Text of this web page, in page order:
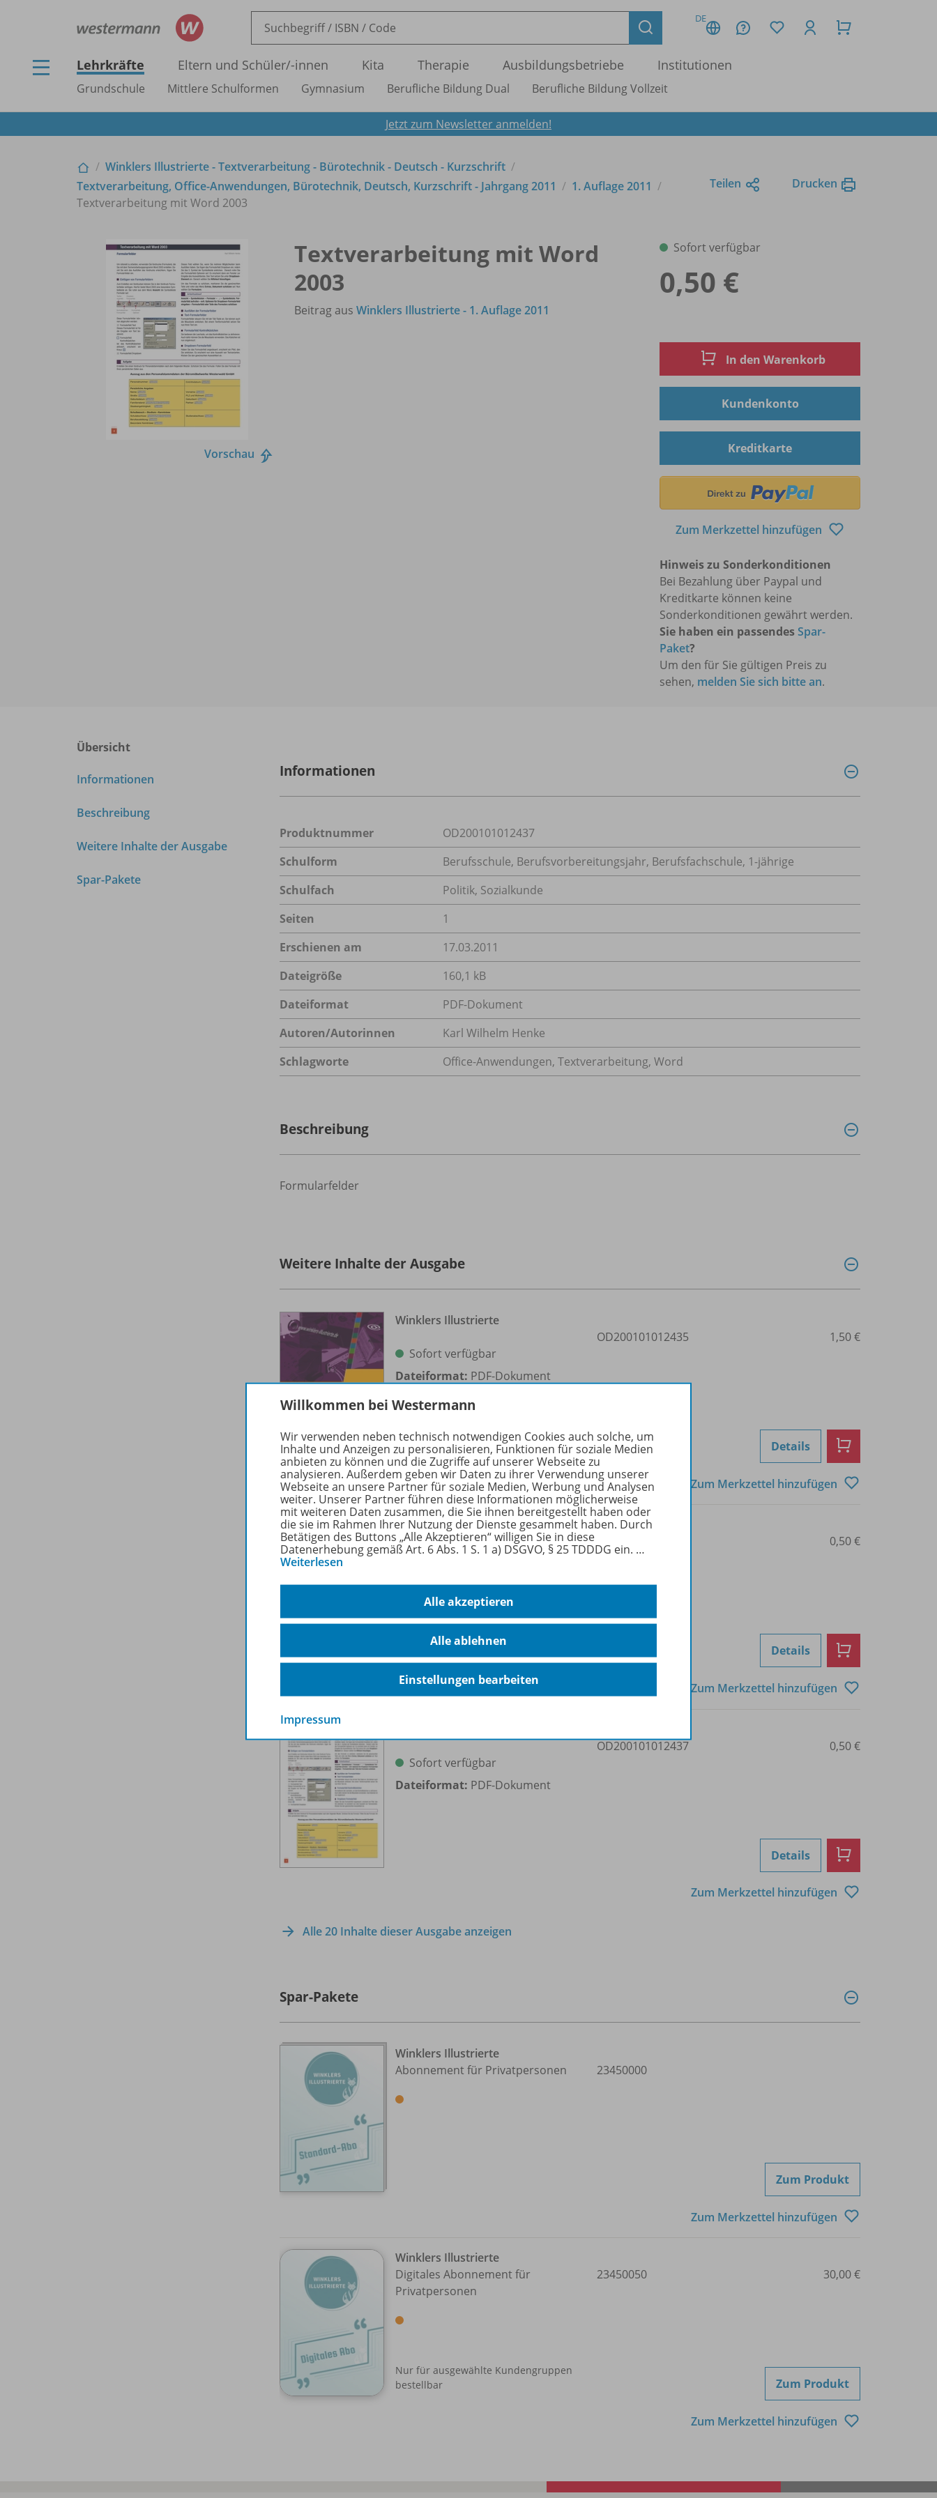
DE
Lehrkräfte Eltern und Schüler/-innen Kita Therapie Ausbildungsbetriebe Institutionen
Grundschule Mittlere Schulformen Gymnasium Berufliche Bildung Dual Berufliche Bildung Vollzeit
Jetzt zum Newsletter anmelden!
Winklers Illustrierte - Textverarbeitung - Bürotechnik - Deutsch - Kurzschrift
Textverarbeitung, Office-Anwendungen, Bürotechnik, Deutsch, Kurzschrift - Jahrgang 2011
1. Auflage 2011
Textverarbeitung mit Word 2003
Teilen Drucken
Vorschau
Textverarbeitung mit Word
2003
Beitrag aus Winklers Illustrierte - 1. Auflage 2011
Sofort verfügbar
0,50 €
In den Warenkorb
Kundenkonto
Kreditkarte
Zum Merkzettel hinzufügen
Hinweis zu Sonderkonditionen
Bei Bezahlung über Paypal und
Kreditkarte können keine
Sonderkonditionen gewährt werden.
Sie haben ein passendesSpar-
Paket?
Um den für Sie gültigen Preis zu
sehen, melden Sie sich bitte an.
Übersicht
Informationen
Beschreibung
Weitere Inhalte der Ausgabe
Spar-Pakete
Informationen
Produktnummer
OD200101012437
Schulform
Berufsschule, Berufsvorbereitungsjahr, Berufsfachschule, 1-jährige
Schulfach
Politik, Sozialkunde
Seiten
1
Erschienen am
17.03.2011
Dateigröße
160,1 kB
Dateiformat
PDF-Dokument
Autoren/Autorinnen
Karl Wilhelm Henke
Schlagworte
Office-Anwendungen, Textverarbeitung, Word
Beschreibung
Formularfelder
Weitere Inhalte der Ausgabe
Winklers Illustrierte
Sofort verfügbar
Dateiformat: PDF-Dokument
OD200101012435 1,50 €
Details
Zum Merkzettel hinzufügen
Textverarbeitung mit Word 2010/
2007
Dateiformat:PDF-Dokument
0,50 €
Details
Zum Merkzettel hinzufügen
Sofort verfügbar
Dateiformat: PDF-Dokument
OD200101012437 0,50 €
Details
Zum Merkzettel hinzufügen
Alle 20 Inhalte dieser Ausgabe anzeigen
Spar-Pakete
Winklers Illustrierte
Abonnement für Privatpersonen
23450000
Zum Produkt
Zum Merkzettel hinzufügen
Winklers Illustrierte
Digitales Abonnement für
Privatpersonen
Nur für ausgewählte Kundengruppen
bestellbar
23450050 30,00 €
Zum Produkt
Zum Merkzettel hinzufügen
Willkommen bei Westermann
Wir verwenden neben technisch notwendigen Cookies auch solche, um
Inhalte und Anzeigen zu personalisieren, Funktionen für soziale Medien
anbieten zu können und die Zugriffe auf unserer Webseite zu
analysieren. Außerdem geben wir Daten zu ihrer Verwendung unserer
Webseite an unsere Partner für soziale Medien, Werbung und Analysen
weiter. Unserer Partner führen diese Informationen möglicherweise
mit weiteren Daten zusammen, die Sie ihnen bereitgestellt haben oder
die sie im Rahmen Ihrer Nutzung der Dienste gesammelt haben. Durch
Betätigen des Buttons „Alle Akzeptieren“ willigen Sie in diese
Datenerhebung gemäß Art. 6 Abs. 1 S. 1 a) DSGVO, § 25 TDDDG ein. …
Weiterlesen
Alle akzeptieren
Alle ablehnen
Einstellungen bearbeiten
Impressum